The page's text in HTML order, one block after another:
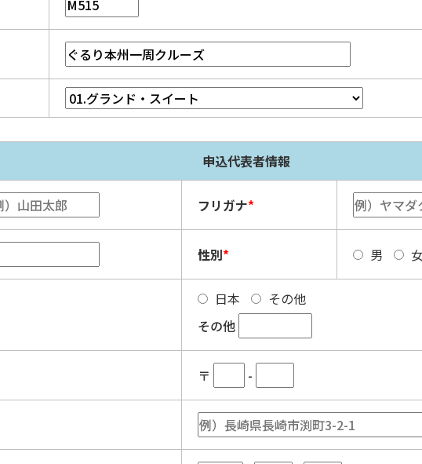
申込代表者情報
フリガナ*
性別* 男
日本
その他
その他
〒 -